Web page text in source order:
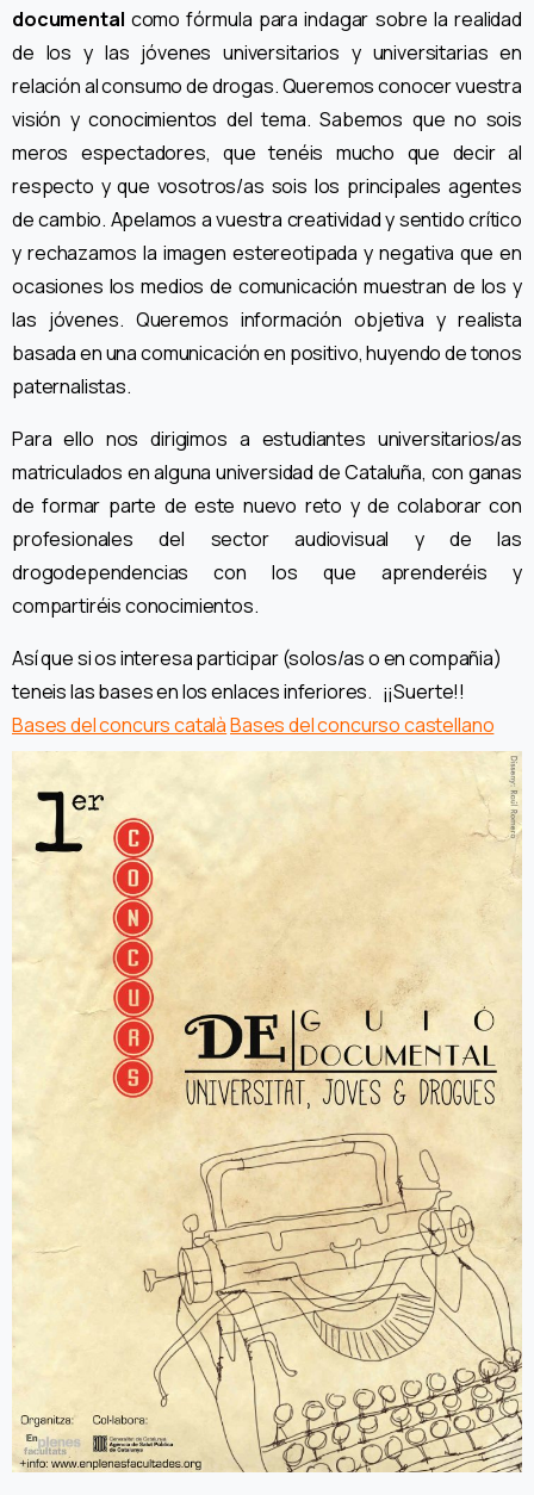
documental como fórmula para indagar sobre la realidad
de los y las jóvenes universitarios y universitarias en
relación al consumo de drogas. Queremos conocer vuestra
visión y conocimientos del tema. Sabemos que no sois
meros espectadores, que tenéis mucho que decir al
respecto y que vosotros/as sois los principales agentes
de cambio. Apelamos a vuestra creatividad y sentido crítico
y rechazamos la imagen estereotipada y negativa que en
ocasiones los medios de comunicación muestran de los y
las jóvenes. Queremos información objetiva y realista
basada en una comunicación en positivo, huyendo de tonos
paternalistas.
Para ello nos dirigimos a estudiantes universitarios/as
matriculados en alguna universidad de Cataluña, con ganas
de formar parte de este nuevo reto y de colaborar con
profesionales del sector audiovisual y de las
drogodependencias con los que aprenderéis y
compartiréis conocimientos.
Así que si os interesa participar (solos/as o en compañia)
teneis las bases en los enlaces inferiores. ¡¡Suerte!!
Bases del concurs catalàBases del concurso castellano